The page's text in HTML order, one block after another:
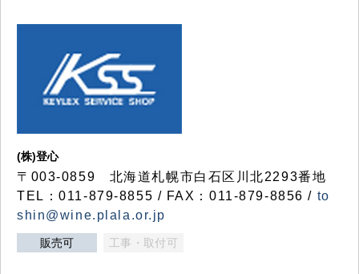
(株)登心
〒003-0859 北海道札幌市白石区川北2293番地
TEL：011-879-8855 / FAX：011-879-8856 / to
shin@wine.plala.or.jp
販売可 工事・取付可